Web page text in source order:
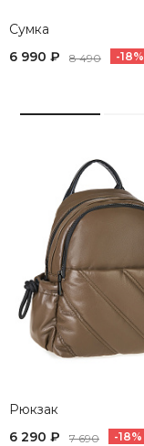
Сумка
6 990 ₽
8 490 -18%
Рюкзак
6 290 ₽
7 690 -18%